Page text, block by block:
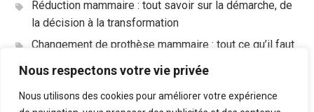
Nous respectons votre vie privée
Nous utilisons des cookies pour améliorer votre expérience
Réduction mammaire : tout savoir sur la démarche, de
la décision à la transformation
Changement de prothèse mammaire : tout ce qu’il faut